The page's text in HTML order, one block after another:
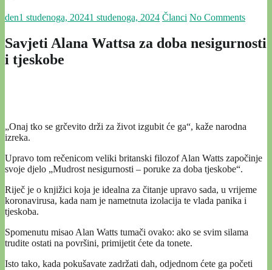
den1 studenoga, 20241 studenoga, 2024 Članci No Comments
Savjeti Alana Wattsa za doba nesigurnosti
i tjeskobe
„Onaj tko se grčevito drži za život izgubit će ga“, kaže narodna
izreka.
Upravo tom rečenicom veliki britanski filozof Alan Watts započinje
svoje djelo „Mudrost nesigurnosti – poruke za doba tjeskobe“.
Riječ je o knjižici koja je idealna za čitanje upravo sada, u vrijeme
koronavirusa, kada nam je nametnuta izolacija te vlada panika i
tjeskoba.
Spomenutu misao Alan Watts tumači ovako: ako se svim silama
trudite ostati na površini, primijetit ćete da tonete.
Isto tako, kada pokušavate zadržati dah, odjednom ćete ga početi